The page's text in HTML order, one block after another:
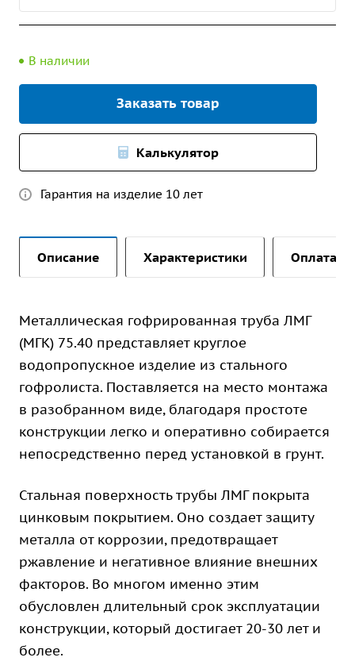
В наличии
Заказать товар
Калькулятор
Гарантия на изделие 10 лет
Описание Характеристики Оплата и
Металлическая гофрированная труба ЛМГ
(МГК) 75.40 представляет круглое
водопропускное изделие из стального
гофролиста. Поставляется на место монтажа
в разобранном виде, благодаря простоте
конструкции легко и оперативно собирается
непосредственно перед установкой в грунт.
Стальная поверхность трубы ЛМГ покрыта
цинковым покрытием. Оно создает защиту
металла от коррозии, предотвращает
ржавление и негативное влияние внешних
факторов. Во многом именно этим
обусловлен длительный срок эксплуатации
конструкции, который достигает 20-30 лет и
более.